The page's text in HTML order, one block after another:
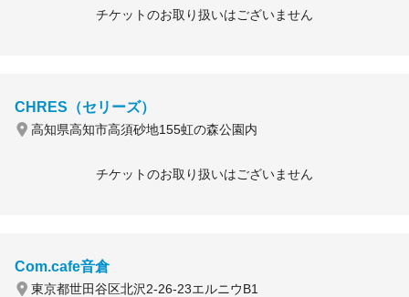
チケットのお取り扱いはございません
CHRES（セリーズ）
高知県高知市高須砂地155虹の森公園内
チケットのお取り扱いはございません
Com.cafe音倉
東京都世田谷区北沢2-26-23エルニウB1